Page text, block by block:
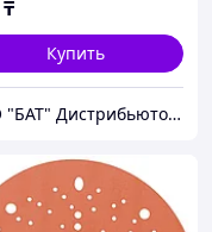
₸
Купить
ТОО "БАТ" Дистрибьютор фирмы NOVOL